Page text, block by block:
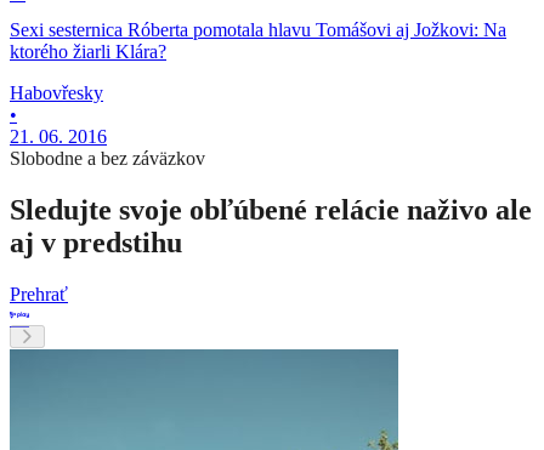
Sexi sesternica Róberta pomotala hlavu Tomášovi aj Jožkovi: Na
ktorého žiarli Klára?
Habovřesky
•
21. 06. 2016
Slobodne a bez záväzkov
Sledujte svoje obľúbené relácie naživo ale
aj v predstihu
Prehrať